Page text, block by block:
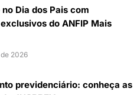
Dia dos Pais com
do ANFIP Mais
2026
previdenciário: conheça as